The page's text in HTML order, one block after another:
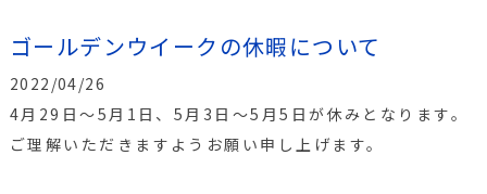
ゴールデンウイークの休暇について
2022/04/26
4月29日～5月1日、5月3日～5月5日が休みとなります。
ご理解いただきますようお願い申し上げます。